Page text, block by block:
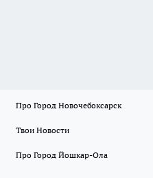
Про Город Новочебоксарск
Твои Новости
Про Город Йошкар-Ола